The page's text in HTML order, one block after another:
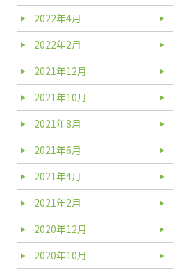
2022年4月
2022年2月
2021年12月
2021年10月
2021年8月
2021年6月
2021年4月
2021年2月
2020年12月
2020年10月